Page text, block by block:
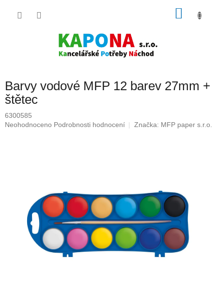
Barvy vodové MFP 12 barev 27mm +
štětec
6300585
Průměrné
Neohodnoceno Podrobnosti hodnocení Značka: MFP paper s.r.o.